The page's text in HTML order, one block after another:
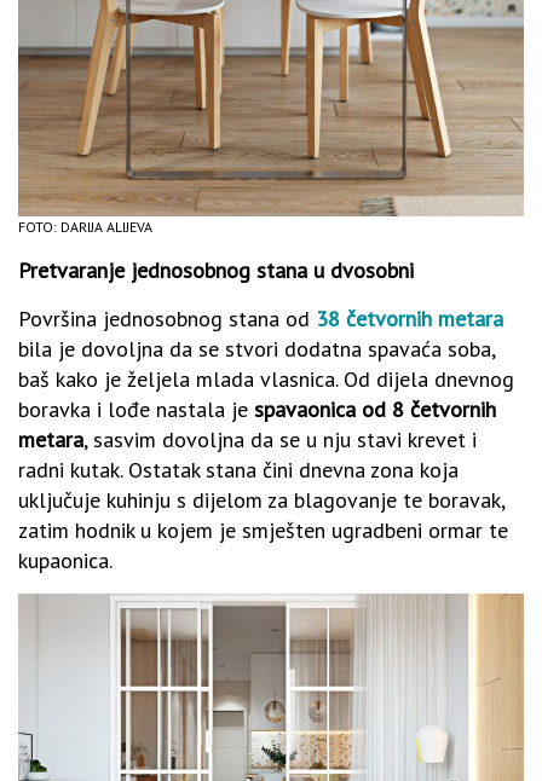
FOTO: DARIJA ALIJEVA
Pretvaranje jednosobnog stana u dvosobni
Površina jednosobnog stana od 38 četvornih metara
bila je dovoljna da se stvori dodatna spavaća soba,
baš kako je željela mlada vlasnica. Od dijela dnevnog
boravka i lođe nastala je spavaonica od 8 četvornih
metara, sasvim dovoljna da se u nju stavi krevet i
radni kutak. Ostatak stana čini dnevna zona koja
uključuje kuhinju s dijelom za blagovanje te boravak,
zatim hodnik u kojem je smješten ugradbeni ormar te
kupaonica.